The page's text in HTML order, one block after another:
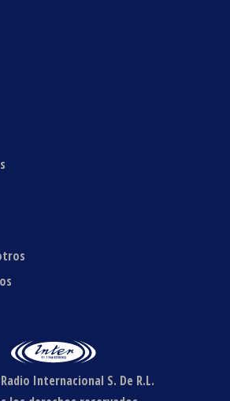
Internacional S. De R.L.